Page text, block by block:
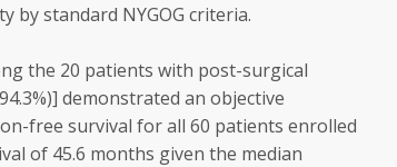
standard NYGOG criteria.
the 20 patients with post-surgical
demonstrated an objective
free survival for all 60 patients enrolled
of 45.6 months given the median